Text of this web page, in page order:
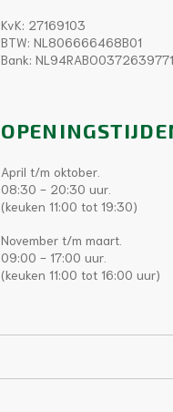
KvK: 27169103
BTW: NL806666468B01
Bank: NL94RABO0372639771
April t/m oktober.
08:30 - 20:30 uur.
(keuken 11:00 tot 19:30)
November t/m maart.
09:00 - 17:00 uur.
(keuken 11:00 tot 16:00 uur)